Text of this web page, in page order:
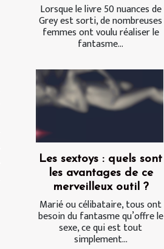
Lorsque le livre 50 nuances de
Grey est sorti, de nombreuses
femmes ont voulu réaliser le
fantasme...
Les sextoys : quels sont
les avantages de ce
merveilleux outil ?
Marié ou célibataire, tous ont
besoin du fantasme qu’offre le
sexe, ce qui est tout
simplement...